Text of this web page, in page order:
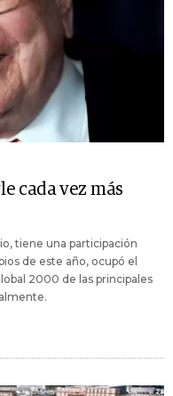
cada vez más
tiene una participación
de este año, ocupó el
2000 de las principales